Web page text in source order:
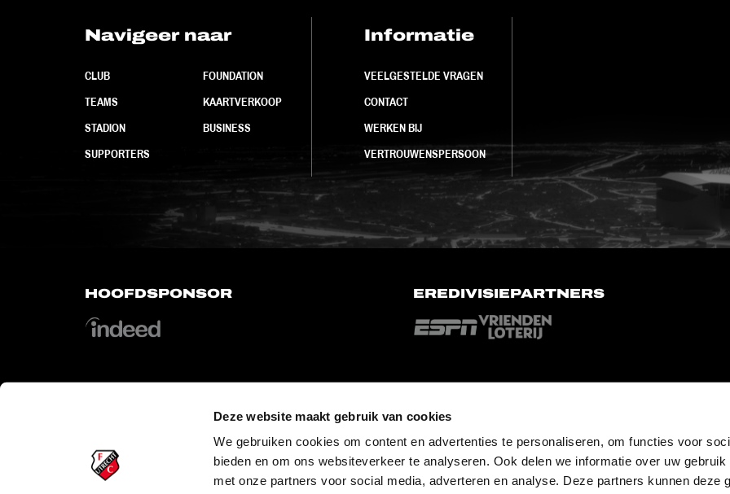
Deze website maakt gebruik van cookies
We gebruiken cookies om content en advertenties te personaliseren, om functies voor
bieden en om ons websiteverkeer te analyseren. Ook delen we informatie over uw
met onze partners voor social media, adverteren en analyse. Deze partners kunnen deze
Navigeer naar
CLUB
TEAMS
STADION
SUPPORTERS
FOUNDATION
KAARTVERKOOP
BUSINESS
Informatie
VEELGESTELDE VRAGEN
CONTACT
WERKEN BIJ
VERTROUWENSPERSOON
HOOFDSPONSOR EREDIVISIEPARTNERS
OFFICIAL PARTNERS